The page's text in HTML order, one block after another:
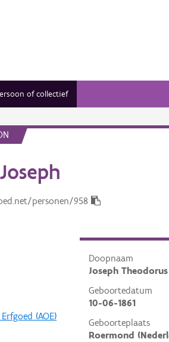
of collectief
personen/958
Doopnaam
Joseph
Geboortedatum
10-06-1861
Geboorteplaats
Roermond
(AOE)